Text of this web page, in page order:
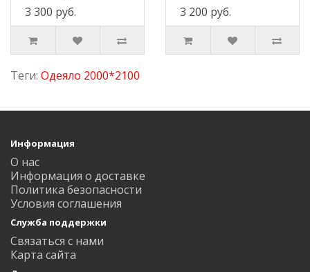
3 300 руб.
3 200 руб.
Теги: Одеяло 2000*2100
Информация
О нас
Информация о доставке
Политика безопасности
Условия соглашения
Служба поддержки
Связаться с нами
Карта сайта